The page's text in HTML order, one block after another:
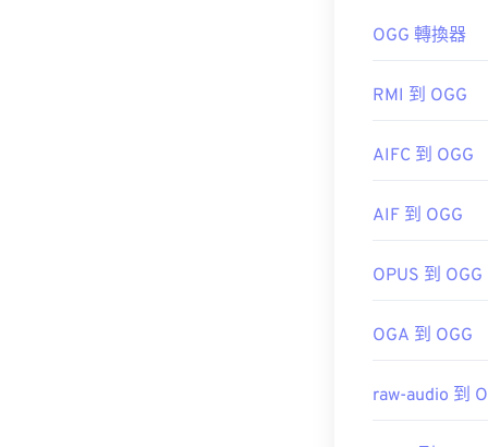
OGV 可以在
開發者：
實用連結：
https://
開啟 OGG 檔
金會
實用連結：
https://
OGG 轉換器
RMI 到 OGG
AIFC 到 OGG
AIF 到 OGG
OPUS 到 OGG
OGA 到 OGG
raw-audio 到